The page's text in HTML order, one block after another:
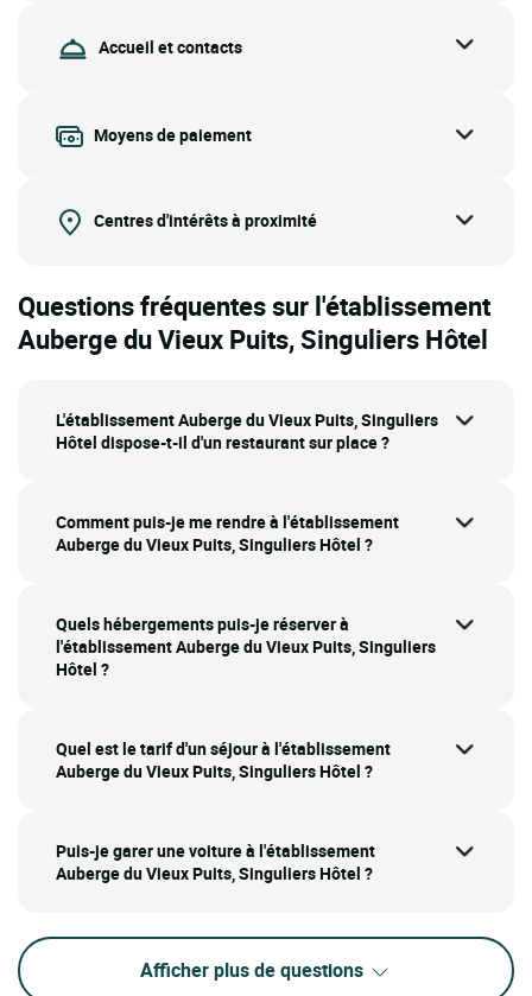
Accueil et contacts
Moyens de paiement
Centres d'intérêts à proximité
Questions fréquentes sur l'établissement
Auberge du Vieux Puits, Singuliers Hôtel
L'établissement Auberge du Vieux Puits, Singuliers
Hôtel dispose-t-il d'un restaurant sur place ?
Comment puis-je me rendre à l'établissement
Auberge du Vieux Puits, Singuliers Hôtel ?
Quels hébergements puis-je réserver à
l'établissement Auberge du Vieux Puits, Singuliers
Hôtel ?
Quel est le tarif d'un séjour à l'établissement
Auberge du Vieux Puits, Singuliers Hôtel ?
Puis-je garer une voiture à l'établissement
Auberge du Vieux Puits, Singuliers Hôtel ?
Afficher plus de questions